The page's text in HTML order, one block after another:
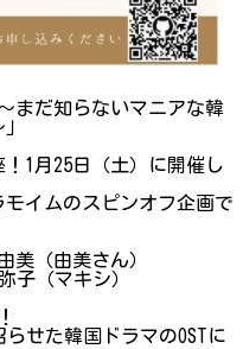
まだ知らないマニアな韓
1月25日（土）に開催し
イムのスピンオフ企画で
美（由美さん）
子（マキシ）
せた韓国ドラマのOSTに